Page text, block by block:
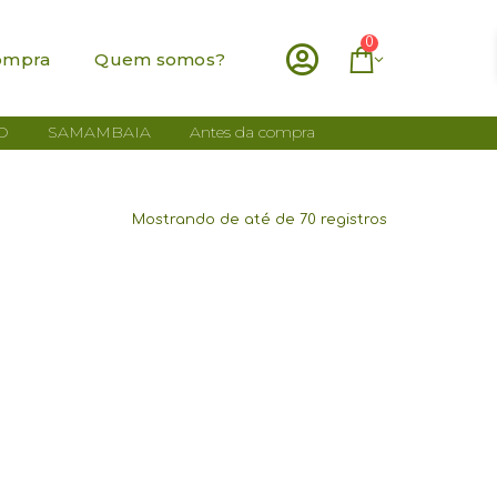
Quem somos?
0
SAMAMBAIA
Antes da compra
Mostrando de até de 70 registros